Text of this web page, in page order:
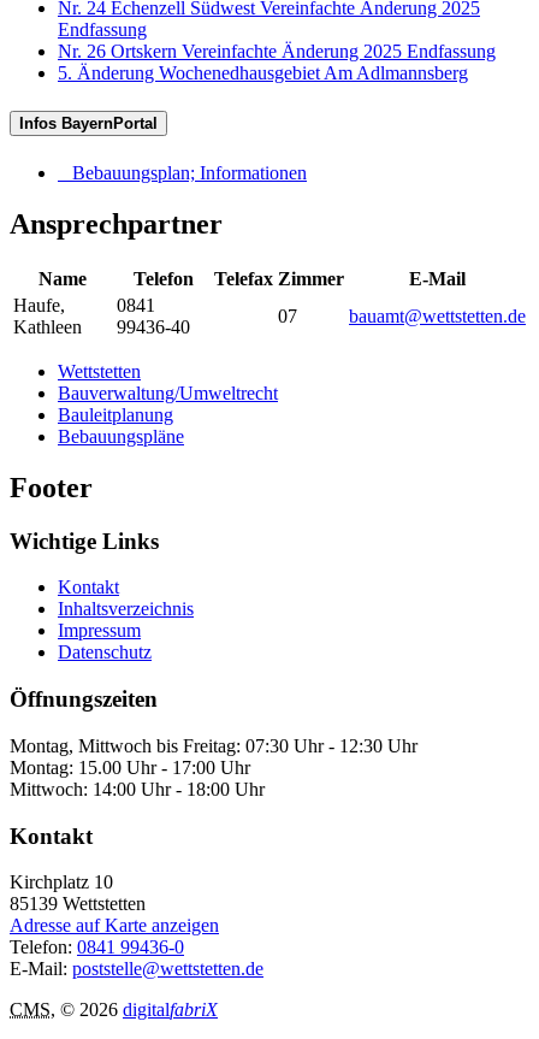
Nr. 24 Echenzell Südwest Vereinfachte Änderung 2025
Endfassung
Nr. 26 Ortskern Vereinfachte Änderung 2025 Endfassung
5. Änderung Wochenedhausgebiet Am Adlmannsberg
Infos BayernPortal
Bebauungsplan; Informationen
Ansprechpartner
Name Telefon Telefax Zimmer
E-Mail
Haufe,
Kathleen
0841
99436-40
07 bauamt@wettstetten.de
Wettstetten
Bauverwaltung/Umweltrecht
Bauleitplanung
Bebauungspläne
Footer
Wichtige Links
Kontakt
Inhaltsverzeichnis
Impressum
Datenschutz
Öffnungszeiten
Montag, Mittwoch bis Freitag: 07:30 Uhr - 12:30 Uhr
Montag: 15.00 Uhr - 17:00 Uhr
Mittwoch: 14:00 Uhr - 18:00 Uhr
Kontakt
Kirchplatz 10
85139 Wettstetten
Adresse auf Karte anzeigen
Telefon: 0841 99436-0
E-Mail: poststelle@wettstetten.de
CMS, © 2026 digitalfabriX